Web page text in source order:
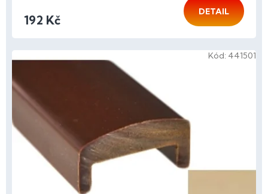
192 Kč
DETAIL
Kód: 441501